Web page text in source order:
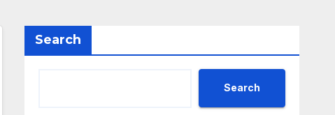
Search
Search